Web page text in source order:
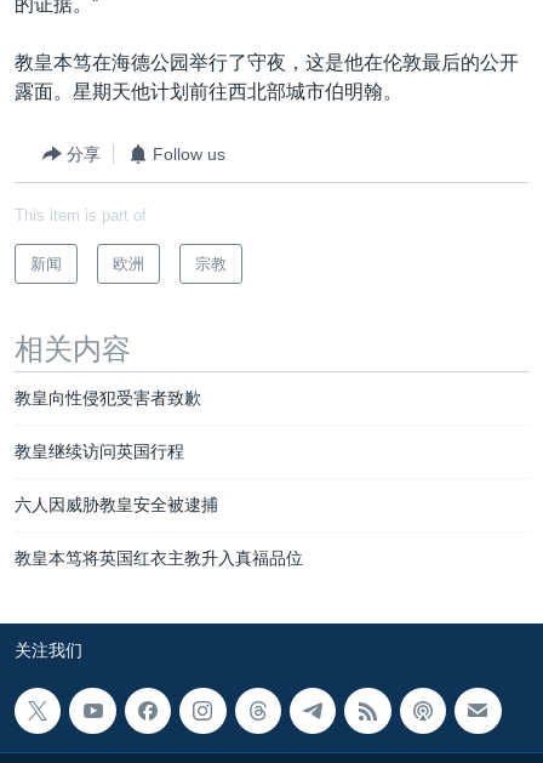
的证据。”
教皇本笃在海德公园举行了守夜，这是他在伦敦最后的公开
露面。星期天他计划前往西北部城市伯明翰。
分享 Follow us
This item is part of
新闻 欧洲 宗教
相关内容
教皇向性侵犯受害者致歉
教皇继续访问英国行程
六人因威胁教皇安全被逮捕
教皇本笃将英国红衣主教升入真福品位
关注我们